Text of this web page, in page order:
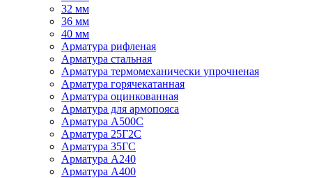
32 мм
36 мм
40 мм
Арматура рифленая
Арматура стальная
Арматура термомеханически упрочненая
Арматура горячекатанная
Арматура оцинкованная
Арматура для армопояса
Арматура A500С
Арматура 25Г2С
Арматура 35ГС
Арматура А240
Арматура А400